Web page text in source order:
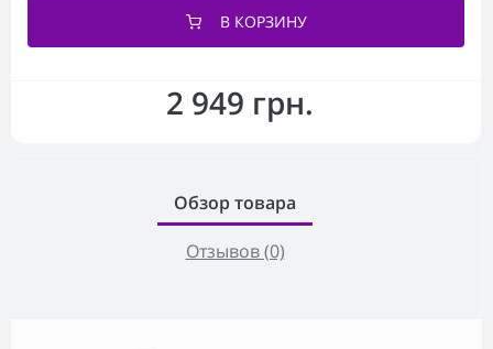
2 949 грн.
В КОРЗИНУ
Обзор товара
Отзывов (0)